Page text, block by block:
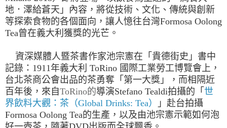
地．澤給蒼天」內容，將從技術、文化、傳統與創新
等探索食物的各個面向，讓人憶往台灣Formosa Oolong
Tea曾在義大利獲獎的光芒。
資深媒體人暨茶書作家池宗憲在「貴德街史」書中
記錄： 1911年義大利 ToRino 國際工業勞工博覽會上，
台北茶商公會出品的茶勇奪「第一大獎」，而相隔近
百年後，來自ToRino的導演Stefano Tealdi拍攝的「 世
界飲料大觀：茶（Global Drinks: Tea）
」赴台拍攝
Formosa Oolong Tea的生產，以及由池宗憲示範如何泡